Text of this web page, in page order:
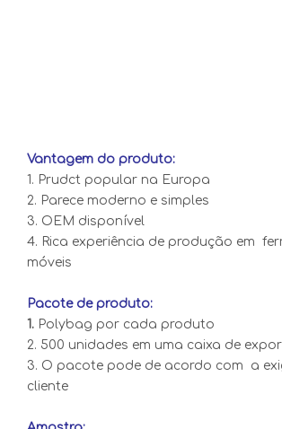
Vantagem do produto:
1. Prudct popular na Europa
2. Parece moderno e simples
3. OEM disponível
4. Rica experiência de produção em
móveis
Pacote de produto:
1. Polybag por cada produto
2. 500 unidades em uma caixa de
3. O pacote pode de acordo com a
cliente